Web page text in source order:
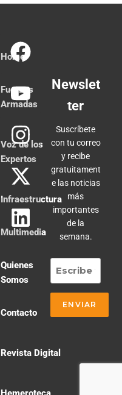
Home
Fuerzas
Armadas
Voz de los
Expertos
Infraestructura
Multimedia
Quienes
Somos
Contacto
Revista Digital
Newslet
ter
Suscríbete
con tu correo
y recibe
gratuitament
e las noticias
más
importantes
de la
semana.